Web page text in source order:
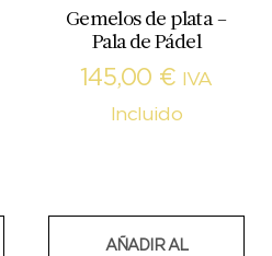
Gemelos de plata –
Pala de Pádel
145,00 €
IVA
Incluido
AÑADIR AL